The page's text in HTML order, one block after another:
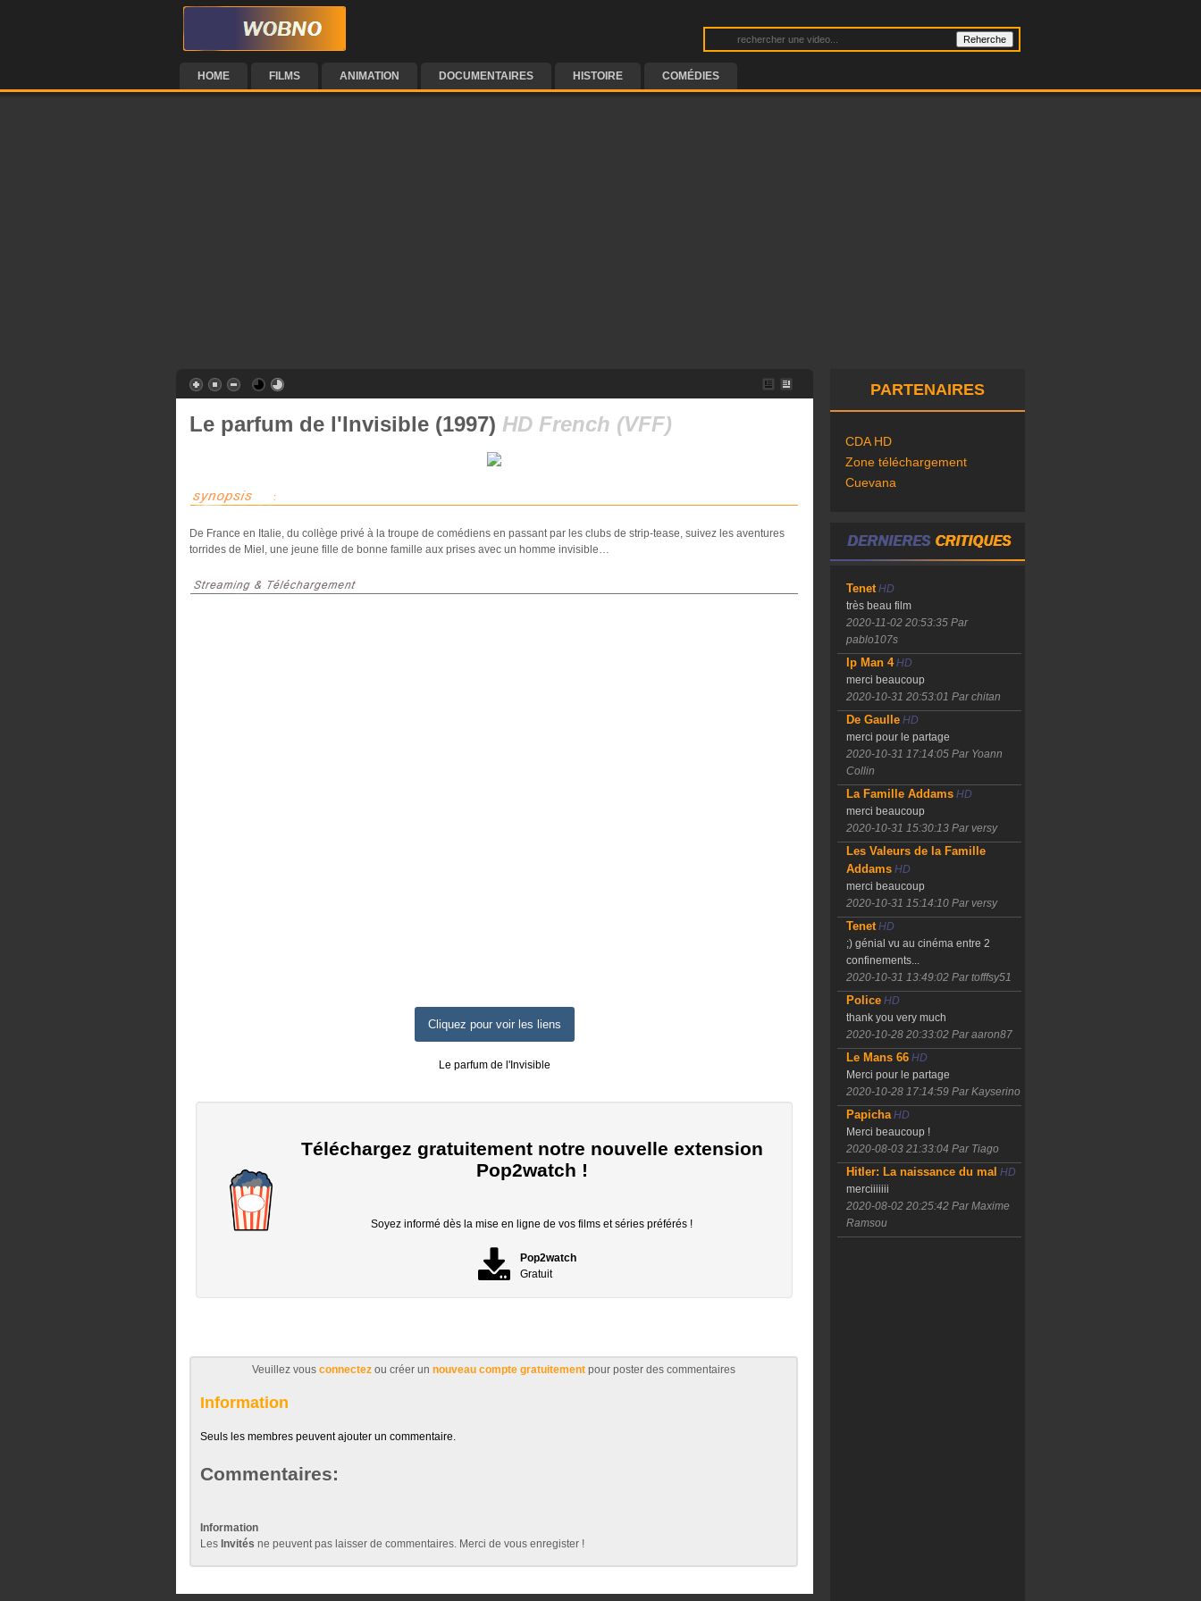
HOME FILMS ANIMATION DOCUMENTAIRES HISTOIRE COMÉDIES
Le parfum de l'Invisible (1997) HD French (VFF)
De France en Italie, du collège privé à la troupe de comédiens en passant par les clubs de strip-tease, suivez les aventures
torrides de Miel, une jeune fille de bonne famille aux prises avec un homme invisible…
Cliquez pour voir les liens
Le parfum de l'Invisible
Téléchargez gratuitement notre nouvelle extension
Pop2watch !
Soyez informé dès la mise en ligne de vos films et séries préférés !
Pop2watch
Gratuit
Veuillez vous connectez ou créer un nouveau compte gratuitement pour poster des commentaires
Information
Seuls les membres peuvent ajouter un commentaire.
Commentaires:
Information
Les Invités ne peuvent pas laisser de commentaires. Merci de vous enregister !
PARTENAIRES
CDA HD
Zone téléchargement
Cuevana
TenetHD
très beau film
2020-11-02 20:53:35 Par
pablo107s
Ip Man 4HD
merci beaucoup
2020-10-31 20:53:01 Par chitan
De GaulleHD
merci pour le partage
2020-10-31 17:14:05 Par Yoann
Collin
La Famille AddamsHD
merci beaucoup
2020-10-31 15:30:13 Par versy
Les Valeurs de la Famille
AddamsHD
merci beaucoup
2020-10-31 15:14:10 Par versy
TenetHD
;) génial vu au cinéma entre 2
confinements...
2020-10-31 13:49:02 Par tofffsy51
PoliceHD
thank you very much
2020-10-28 20:33:02 Par aaron87
Le Mans 66HD
Merci pour le partage
2020-10-28 17:14:59 Par Kayserino
PapichaHD
Merci beaucoup !
2020-08-03 21:33:04 Par Tiago
Hitler: La naissance du mal HD
merciiiiiii
2020-08-02 20:25:42 Par Maxime
Ramsou